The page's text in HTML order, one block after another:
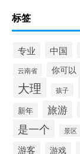
标签
专业 中国
云南省 你可以
大理 孩子
新年 旅游
是一个 景区
游客 游戏